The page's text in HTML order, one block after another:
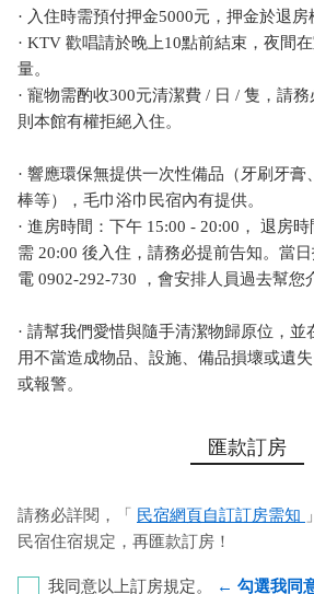
· 入住時需預付押金5000元，押金於退房
· KTV 歡唱請於晚上10點前結束，夜間
量。
· 寵物需酌收300元清潔費 / 日 / 隻，請
則本館有權拒絕入住。
· 響應環保無提供一次性備品（牙刷牙
棒等），毛巾浴巾民宿內有提供。
· 進房時間：下午 15:00 - 20:00， 退房
需 20:00 後入住，請務必提前告知。當
電 0902-292-730 ，會安排人員過去幫您
· 請幫我們愛惜與隨手清潔物歸原位，並
用不當造成物品、設施、備品損壞或遺
或報警。
匯款訂房
請務必詳閱，「 民宿網頁自訂訂房需知
民宿住宿規定，再匯款訂房！
我同意以上訂房規定。 ← 勾選我同